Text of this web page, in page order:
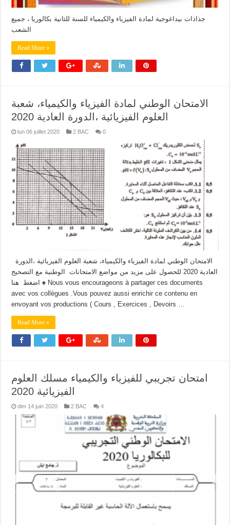
جذاذات بيداغوجية لمادة الفيزياء والكيمياء للسنة للثانية بكالوريا ، جميع
الشعب
Read More »
الامتحان الوطني لمادة الفيزياء والكيمياء، شعبة
العلوم الفيزيائية ،الدورة العادية 2020
lun 06 juillet 2020 2 BAC 0
العادية 2020 للحصول على مزيد من مواضع الامتحانات الوطنية مع التصحيح
اضغط هنا ♠ Nous vous encourageons à partager ces documents
avec vos collègues .Vous pouvez aussi enrichir ce contenu en
envoyant vos productions ( Cours , Exercices , Devoirs …
Read More »
امتحان تجريبي للفيزياء والكيمياء مسلك العلوم
الفيزيائية 2020
dim 14 juin 2020 2 BAC 4